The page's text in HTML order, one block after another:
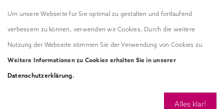
Um unsere Webseite für Sie optimal zu gestalten und fortlaufend
verbessern zu können, verwenden wir Cookies. Durch die weitere
Nutzung der Webseite stimmen Sie der Verwendung von Cookies zu.
Weitere Informationen zu Cookies erhalten Sie in unserer
Datenschutzerklärung.
Alles klar!